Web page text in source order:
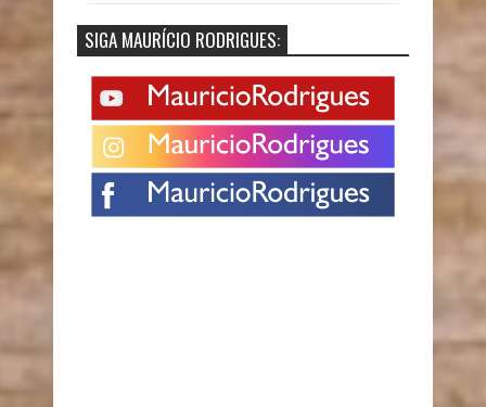
SIGA MAURÍCIO RODRIGUES: